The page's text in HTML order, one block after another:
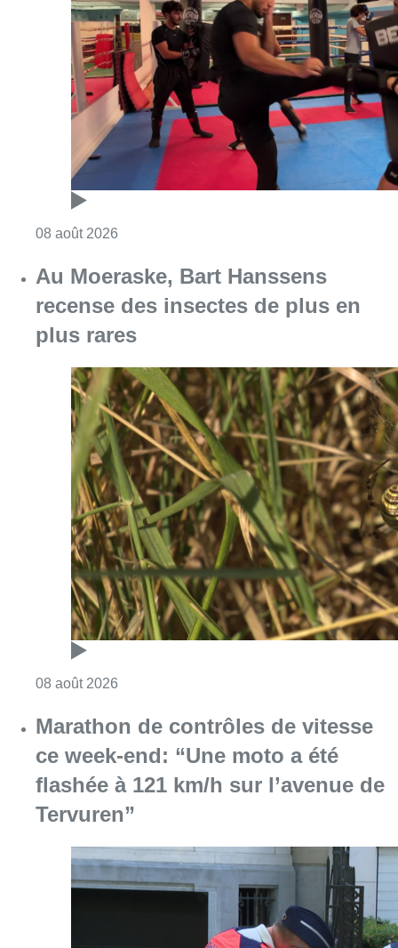
08 août 2026
Au Moeraske, Bart Hanssens
recense des insectes de plus en
plus rares
08 août 2026
Marathon de contrôles de vitesse
ce week-end: “Une moto a été
flashée à 121 km/h sur l’avenue de
Tervuren”